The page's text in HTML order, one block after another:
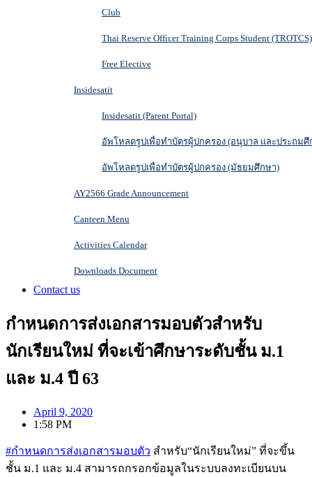
Club
Thai Reserve Officer Training Corps Student (TROTCS)
Free Elective
Insidesatit
Insidesatit (Parent Portal)
อัพโหลดรูปเพื่อทำบัตรผู้ปกครอง (อนุบาล และประถมศึ
อัพโหลดรูปเพื่อทำบัตรผู้ปกครอง (มัธยมศึกษา)
AY2566 Grade Announcement
Canteen Menu
Activities Calendar
Downloads Document
Contact us
กำหนดการส่งเอกสารมอบตัวสำหรับ
นักเรียนใหม่ ที่จะเข้าศึกษาระดับชั้น ม.1
และ ม.4 ปี 63
April 9, 2020
1:58 PM
#กำหนดการส่งเอกสารมอบตัว สำหรับ“นักเรียนใหม่” ที่จะขึ้น
ชั้น ม.1 และ ม.4 สามารถกรอกข้อมูลในระบบลงทะเบียนบน